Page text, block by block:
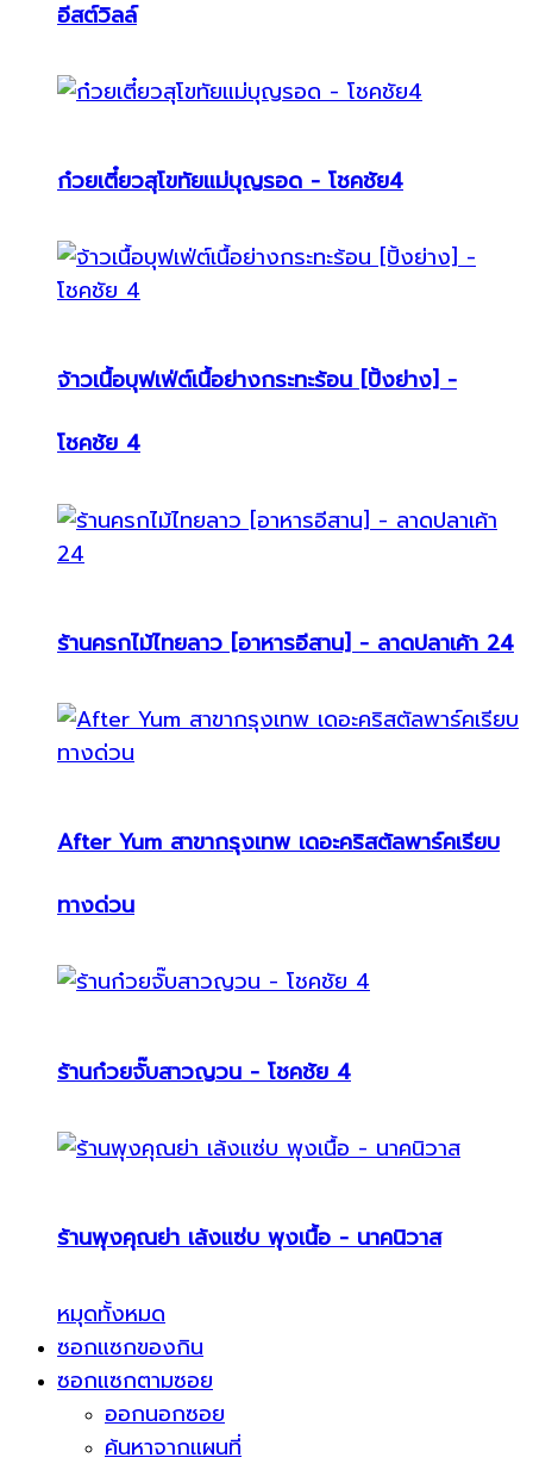
อีสต์วิลล์
ก๋วยเตี๋ยวสุโขทัยแม่บุญรอด - โชคชัย4
จ้าวเนื้อบุฟเฟ่ต์เนื้อย่างกระทะร้อน [ปิ้งย่าง] -
โชคชัย 4
ร้านครกไม้ไทยลาว [อาหารอีสาน] - ลาดปลาเค้า 24
After Yum สาขากรุงเทพ เดอะคริสตัลพาร์คเรียบ
ทางด่วน
ร้านก๋วยจั๊บสาวญวน - โชคชัย 4
ร้านพุงคุณย่า เล้งแซ่บ พุงเนื้อ - นาคนิวาส
หมุดทั้งหมด
ซอกแซกของกิน
ซอกแซกตามซอย
ออกนอกซอย
ค้นหาจากแผนที่